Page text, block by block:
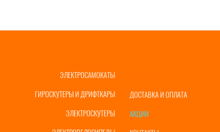
ЭЛЕКТРОСАМОКАТЫ
ГИРОСКУТЕРЫ И ДРИФТКАРЫ
ЭЛЕКТРОСКУТЕРЫ
ДОСТАВКА И ОПЛАТА
АКЦИИ